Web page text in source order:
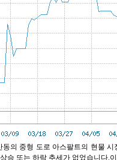
동의 중형 도로 아스팔트의 현물
승 또는 하락 추세가 없었습니다.